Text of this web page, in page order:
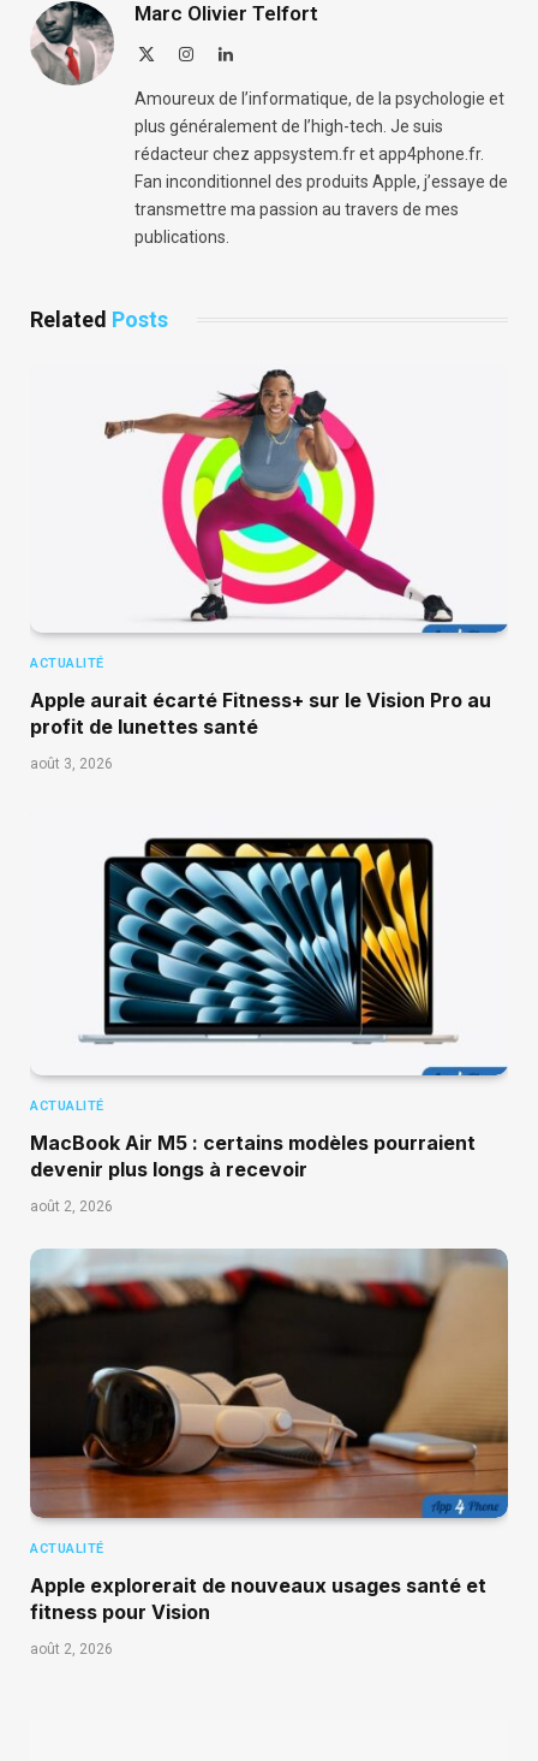
Marc Olivier Telfort
InstagramLinkedIn
Amoureux de l’informatique, de la psychologie et
plus généralement de l’high-tech. Je suis
rédacteur chez appsystem.fr et app4phone.fr.
Fan inconditionnel des produits Apple, j’essaye de
transmettre ma passion au travers de mes
publications.
Related Posts
ACTUALITÉ
Apple aurait écarté Fitness+ sur le Vision Pro au
profit de lunettes santé
août 3, 2026
ACTUALITÉ
MacBook Air M5 : certains modèles pourraient
devenir plus longs à recevoir
août 2, 2026
ACTUALITÉ
Apple explorerait de nouveaux usages santé et
fitness pour Vision
août 2, 2026